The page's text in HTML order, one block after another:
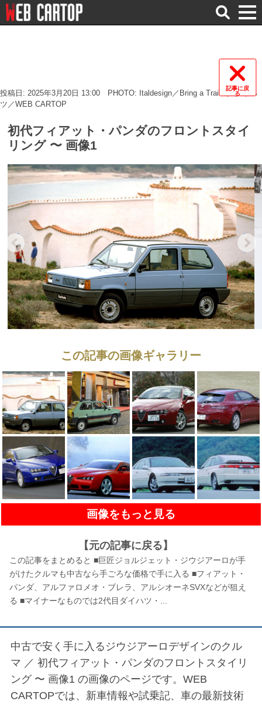
検
索
記事に戻
る
投稿日: 2025年3月20日 13:00
PHOTO: Italdesign／Bring a Trailer／ダイハ
ツ／WEB CARTOP
初代フィアット・パンダのフロントスタイ
リング 〜 画像1
この記事の画像ギャラリー
画像をもっと見る
【元の記事に戻る】
この記事をまとめると ■巨匠ジョルジェット・ジウジアーロが手
がけたクルマも中古なら手ごろな価格で手に入る ■フィアット・
パンダ、アルファロメオ・ブレラ、アルシオーネSVXなどが狙え
る ■マイナーなものでは2代目ダイハツ・...
中古で安く手に入るジウジアーロデザインのクル
マ ／ 初代フィアット・パンダのフロントスタイリ
ング 〜 画像1 の画像のページです。WEB
CARTOPでは、新車情報や試乗記、車の最新技術